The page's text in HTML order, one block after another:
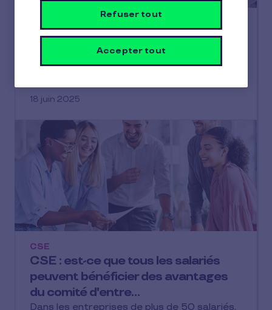
Quand doit être consulté le CSE ?
En tant qu’instance représentative du
personnel, l’employeur doit consulter le
18 juin 2025
CSE : est-ce que tous les salariés
peuvent bénéficier des avantages
du comité d'entre…
CSE
Dans les entreprises de plus de 50 salariés,
Refuser tout
Accepter tout